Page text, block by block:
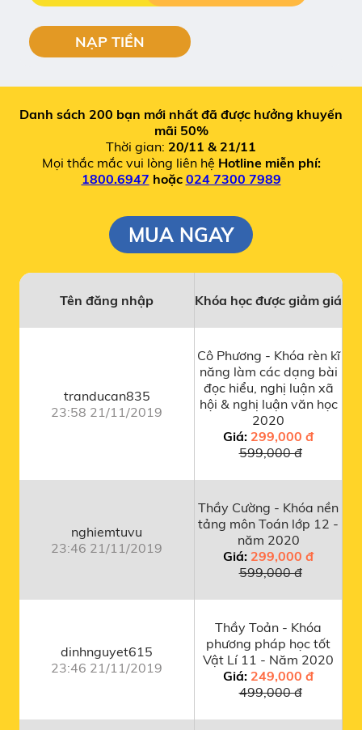
NẠP TIỀN
Danh sách 200 bạn mới nhất đã được hưởng khuyến
mãi 50%
Thời gian: 20/11 & 21/11
Mọi thắc mắc vui lòng liên hệ Hotline miễn phí:
1800.6947 hoặc 024 7300 7989
MUA NGAY
Tên đăng nhập Khóa học được giảm giá
tranducan835
23:58 21/11/2019
Cô Phương - Khóa rèn kĩ
năng làm các dạng bài
đọc hiểu, nghị luận xã
hội & nghị luận văn học
2020
Giá: 299,000 đ
599,000 đ
nghiemtuvu
23:46 21/11/2019
Thầy Cường - Khóa nền
tảng môn Toán lớp 12 -
năm 2020
Giá: 299,000 đ
599,000 đ
dinhnguyet615
23:46 21/11/2019
Thầy Toản - Khóa
phương pháp học tốt
Vật Lí 11 - Năm 2020
Giá: 249,000 đ
499,000 đ